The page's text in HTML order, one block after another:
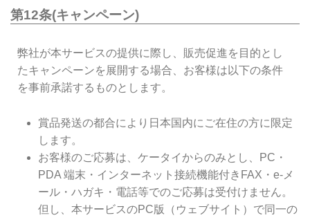
第12条(キャンペーン)
弊社が本サービスの提供に際し、販売促進を目的とし
たキャンペーンを展開する場合、お客様は以下の条件
を事前承諾するものとします。
賞品発送の都合により日本国内にご在住の方に限定
します。
お客様のご応募は、ケータイからのみとし、PC・
PDA 端末・インターネット接続機能付きFAX・e-メ
ール・ハガキ・電話等でのご応募は受付けません。
但し、本サービスのPC版（ウェブサイト）で同一の